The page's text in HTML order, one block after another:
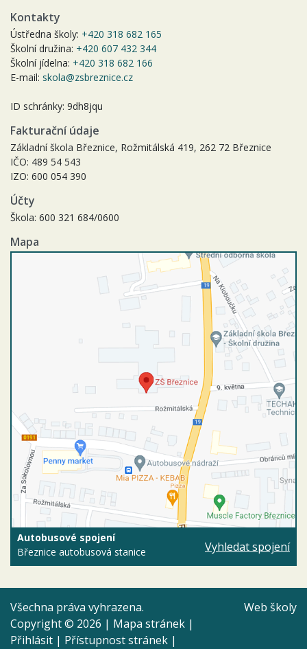
Kontakty
Ústředna školy: +420 318 682 165
Školní družina: +420 607 432 344
Školní jídelna: +420 318 682 166
E-mail: skola@zsbreznice.cz
ID schránky: 9dh8jqu
Fakturační údaje
Základní škola Březnice, Rožmitálská 419, 262 72 Březnice
IČO: 489 54 543
IZO: 600 054 390
Účty
Škola: 600 321 684/0600
Mapa
Autobusové spojení
Březnice autobusová stanice
Vyhledat spojení
Všechna práva vyhrazena.
Copyright © 2026 | Mapa stránek |
Přihlásit | Přístupnost stránek |
Web školy